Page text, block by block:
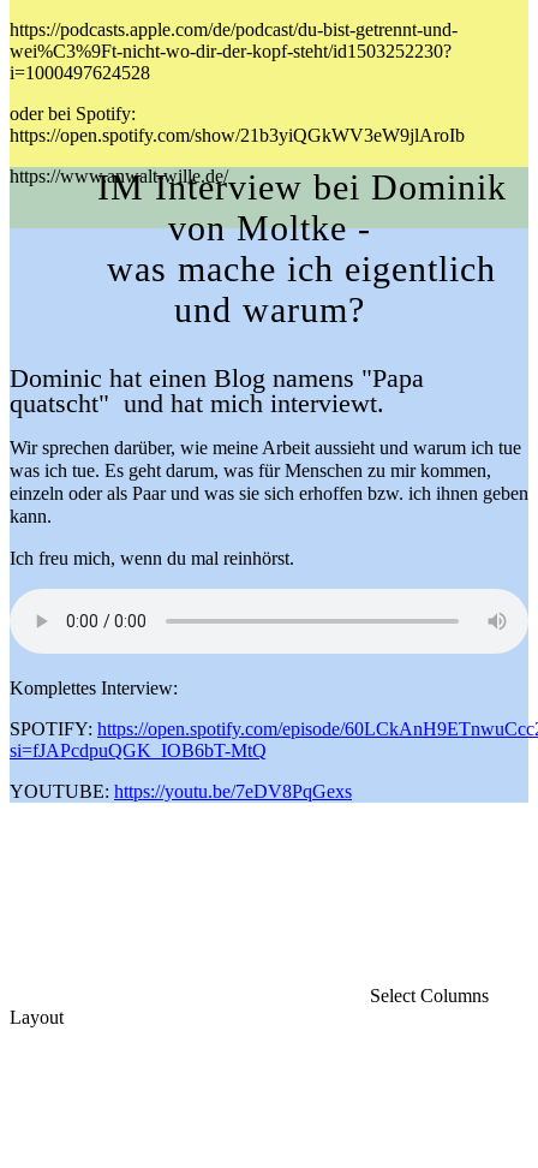
https://podcasts.apple.com/de/podcast/du-bist-getrennt-und-
wei%C3%9Ft-nicht-wo-dir-der-kopf-steht/id1503252230?
i=1000497624528
oder bei Spotify:
https://open.spotify.com/show/21b3yiQGkWV3eW9jlAroIb
https://www.anwalt-wille.de/
IM Interview bei Dominik
von Moltke -
was mache ich eigentlich
und warum?
Dominic hat einen Blog namens "Papa
quatscht" und hat mich interviewt.
Wir sprechen darüber, wie meine Arbeit aussieht und warum ich tue
was ich tue. Es geht darum, was für Menschen zu mir kommen,
einzeln oder als Paar und was sie sich erhoffen bzw. ich ihnen geben
kann.
Ich freu mich, wenn du mal reinhörst.
Komplettes Interview:
SPOTIFY: https://open.spotify.com/episode/
si=fJAPcdpuQGK_IOB6bT-MtQ
YOUTUBE: https://youtu.be/7eDV8PqGexs
Select Columns
Layout